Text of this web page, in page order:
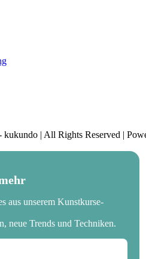
kukundo | All Rights Reserved |
aus unserem Kunstkurse-
neue Trends und Techniken.